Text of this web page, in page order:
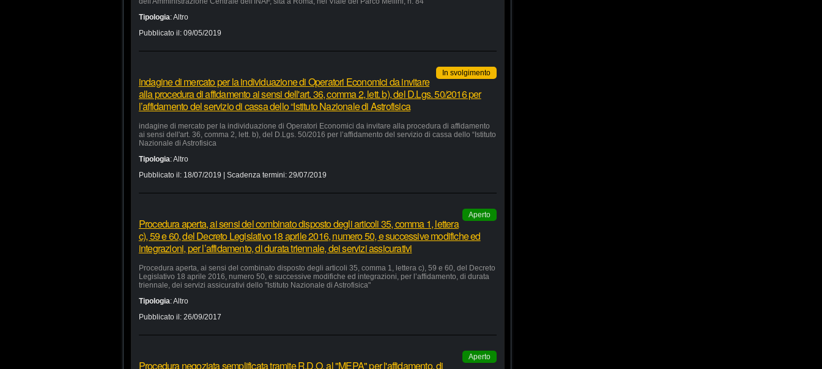
Tipologia:Altro
Pubblicato il: 09/05/2019
In svolgimento
indagine di mercato per la individuazione di Operatori Economici da invitare
alla procedura di affidamento ai sensi dell'art. 36, comma 2, lett. b), del D.Lgs. 50/2016 per
l’affidamento del servizio di cassa dello “Istituto Nazionale di Astrofisica
indagine di mercato per la individuazione di Operatori Economici da invitare alla procedura di affidamento
ai sensi dell'art. 36, comma 2, lett. b), del D.Lgs. 50/2016 per l’affidamento del servizio di cassa dello “Istituto
Nazionale di Astrofisica
Tipologia:Altro
Pubblicato il: 18/07/2019 | Scadenza termini: 29/07/2019
Aperto
Procedura aperta, ai sensi del combinato disposto degli articoli 35, comma 1, lettera
c), 59 e 60, del Decreto Legislativo 18 aprile 2016, numero 50, e successive modifiche ed
integrazioni, per l’affidamento, di durata triennale, dei servizi assicurativi
Procedura aperta, ai sensi del combinato disposto degli articoli 35, comma 1, lettera c), 59 e 60, del Decreto
Legislativo 18 aprile 2016, numero 50, e successive modifiche ed integrazioni, per l’affidamento, di durata
triennale, dei servizi assicurativi dello "Istituto Nazionale di Astrofisica"
Tipologia:Altro
Pubblicato il: 26/09/2017
Aperto
Procedura negoziata semplificata tramite R.D.O. al "MEPA" per l'affidamento, di